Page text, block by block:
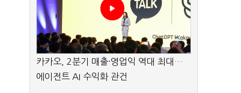
카카오, 2분기 매출·영업익 역대 최대…
에이전트 AI 수익화 관건